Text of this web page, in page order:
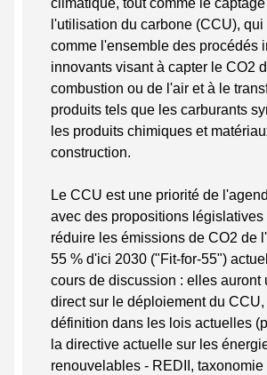
climatique, tout comme le
l'utilisation du carbone (CCU), qui
comme l'ensemble des procédés
innovants visant à capter le CO2
combustion ou de l'air et à le
produits tels que les carburants
les produits chimiques et
construction.
Le CCU est une priorité de
avec des propositions législatives
réduire les émissions de CO2 de
55 % d'ici 2030 ("Fit-for-55")
cours de discussion : elles auront
direct sur le déploiement du
définition dans les lois actuelles
la directive actuelle sur les
renouvelables - REDII,